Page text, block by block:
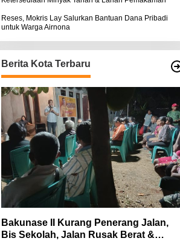
Reses, Mokris Lay Salurkan Bantuan Dana Pribadi
untuk Warga Airnona
Berita Kota Terbaru
Bakunase II Kurang Penerang Jalan,
Bis Sekolah, Jalan Rusak Berat &